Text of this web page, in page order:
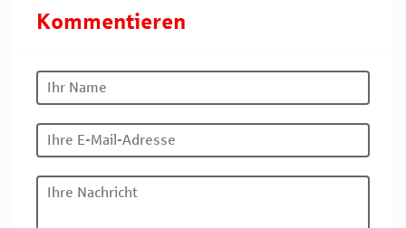
Kommentieren